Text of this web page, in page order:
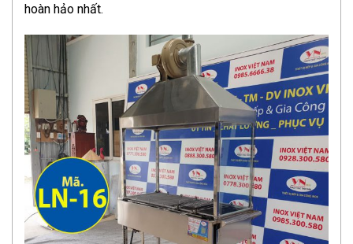
hoàn hảo nhất.